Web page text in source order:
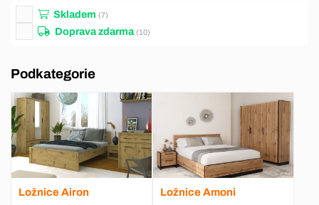
Skladem (7)
Doprava zdarma (10)
Podkategorie
Ložnice Airon Ložnice Amoni